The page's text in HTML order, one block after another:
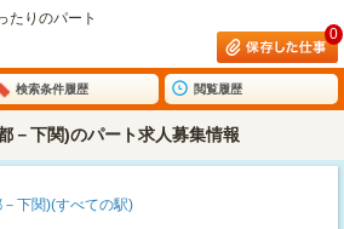
たりのパート
0
検索条件履歴 閲覧履歴
－下関)のパート求人募集情報
下関)(すべての駅)